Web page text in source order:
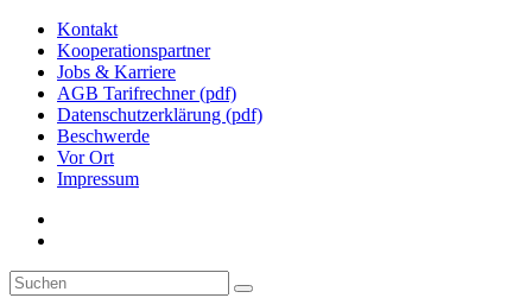
Kontakt
Kooperationspartner
Jobs & Karriere
AGB Tarifrechner (pdf)
Datenschutzerklärung (pdf)
Beschwerde
Vor Ort
Impressum